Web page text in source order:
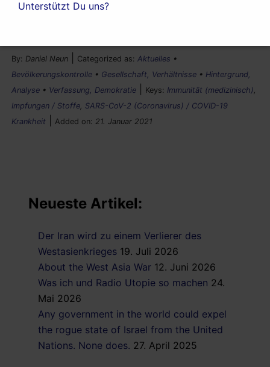
By: Daniel Neun Categorized as: Aktuelles •
Bevölkerungskontrolle • Gesellschaft, Verhältnisse • Hintergrund,
Analyse • Verfassung, Demokratie Keys: Immunität (medizinisch)
Impfungen / Stoffe SARS-CoV-2 (Coronavirus) / COVID-19
Krankheit
Added on: 21. Januar 2021
Neueste Artikel:
Der Iran wird zu einem Verlierer des
Westasienkrieges 19. Juli 2026
About the West Asia War 12. Juni 2026
Was ich und Radio Utopie so machen 24.
Mai 2026
Any government in the world could expel
the rogue state of Israel from the United
Nations. None does. 27. April 2025
Unterstützt Du uns?